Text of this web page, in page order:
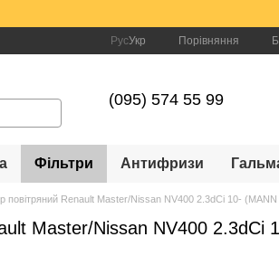
РусУкр Порівняння
(095) 574 55 99
Фільтри Антифризи
повітряний Renault Master/Nissan NV400 2.3dCi 10-
Master/Nissan NV400 2.3dCi